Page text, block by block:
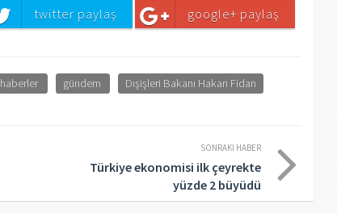
twitter paylaş google+ paylaş
haberler gündem
Dışişleri Bakanı Hakan Fidan
SONRAKI HABER
Türkiye ekonomisi ilk çeyrekte
yüzde 2 büyüdü